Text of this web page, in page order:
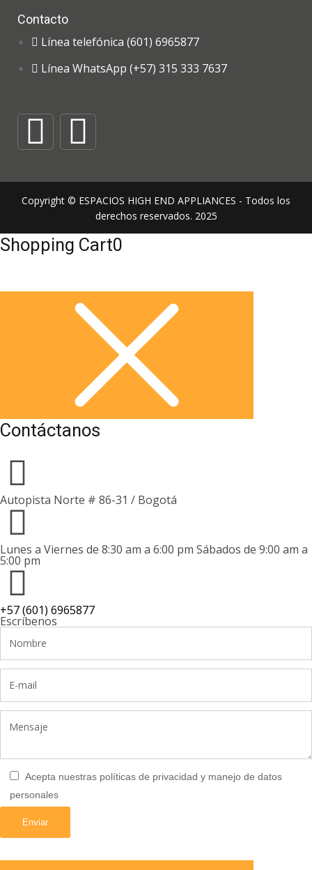
Contacto
Línea telefónica (601) 6965877
Línea WhatsApp (+57) 315 333 7637
Copyright © ESPACIOS HIGH END APPLIANCES - Todos los
derechos reservados. 2025
Shopping Cart0
Contáctanos
Autopista Norte # 86-31 / Bogotá
Lunes a Viernes de 8:30 am a 6:00 pm Sábados de 9:00 am a
5:00 pm
+57 (601) 6965877
Escríbenos
Acepta nuestras políticas de privacidad y manejo de datos
personales